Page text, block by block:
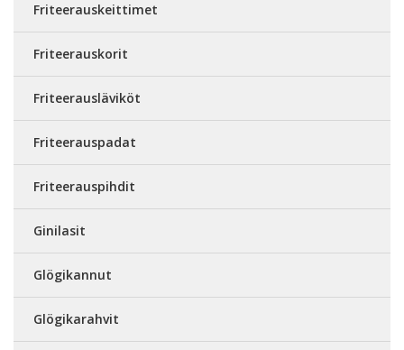
Friteerauskeittimet
Friteerauskorit
Friteerausläviköt
Friteerauspadat
Friteerauspihdit
Ginilasit
Glögikannut
Glögikarahvit